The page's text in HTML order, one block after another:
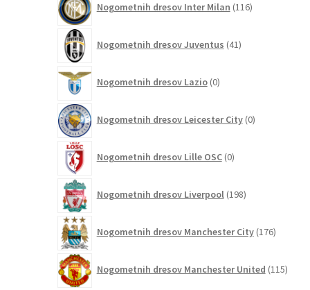
Nogometnih dresov Inter Milan 116izdelkov
Nogometnih dresov Juventus 41izdelkov
Nogometnih dresov Lazio 0izdelkov
Nogometnih dresov Leicester City 0izdelkov
Nogometnih dresov Lille OSC 0izdelkov
Nogometnih dresov Liverpool 198izdelkov
Nogometnih dresov Manchester City 176izdelkov
Nogometnih dresov Manchester United 115